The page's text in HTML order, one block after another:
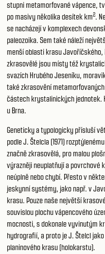
stupni metamorfované vápence,
po masivy několika desítek km2.
se nacházejí v komplexech
paleozoika. Sem také náleží
menší oblasti krasu Javoříčského,
zkrasovělé jsou místy též
svazích Hrubého Jeseníku,
také zkrasovění
částech krystalinických jednotek.
u Brna.
Geneticky a typologicky přísluší
podle J. Štelcla (1971)
značně zkrasovělá, pro malou
výrazněji neuplatňují a povrchové
neúplně nebo chybí. Přesto v
jeskynní systémy, jako např. v
krasu. Pouze naše největší
souvislou plochu vápencového
mocnosti, s dokonale vyvinutým
hydrografií, a proto je J. Štelcl
planinového krasu (holokarstu).